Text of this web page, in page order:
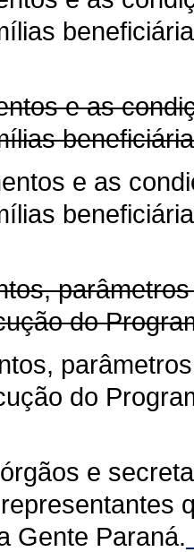
e as
e as
do
do
e
Gente Paraná.